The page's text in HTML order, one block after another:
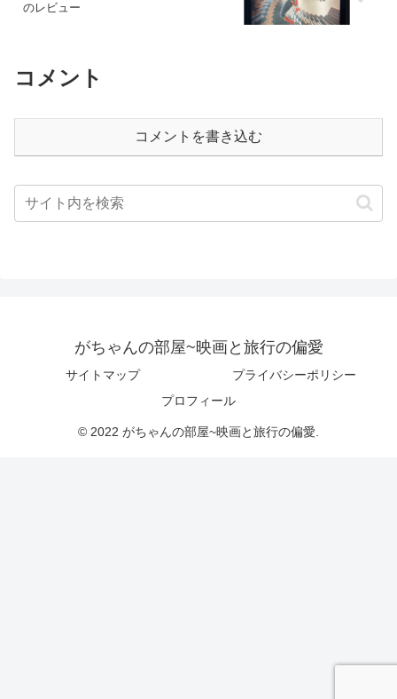
のレビュー
コメント
コメントを書き込む
がちゃんの部屋~映画と旅行の偏愛
サイトマップ
プライバシーポリシー
プロフィール
© 2022 がちゃんの部屋~映画と旅行の偏愛.